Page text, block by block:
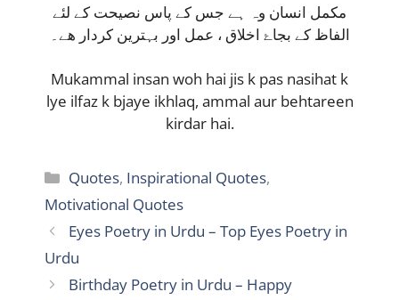
مکمل انسان وہ ہے جس کے پاس نصیحت کے لئے
الفاظ کے بجاۓ اخلاق ، عمل اور بہترین کردار ھے۔
Mukammal insan woh hai jis k pas nasihat k
lye ilfaz k bjaye ikhlaq, ammal aur behtareen
kirdar hai.
Categories
Quotes, Inspirational Quotes,
Motivational Quotes
Eyes Poetry in Urdu – Top Eyes Poetry in
Urdu
Birthday Poetry in Urdu – Happy